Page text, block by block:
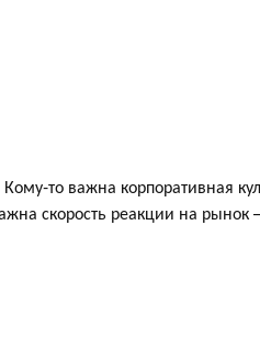
то важна корпоративная
скорость реакции на рынок